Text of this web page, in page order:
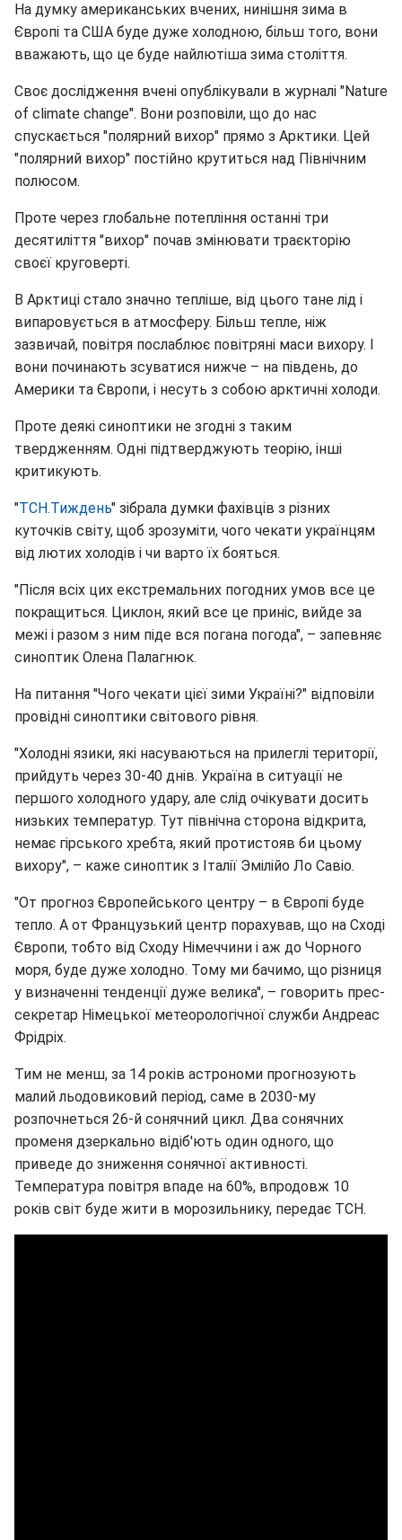
На думку американських вчених, нинішня зима в
Європі та США буде дуже холодною, більш того, вони
вважають, що це буде найлютіша зима століття.
Своє дослідження вчені опублікували в журналі "Nature
of climate change". Вони розповіли, що до нас
спускається "полярний вихор" прямо з Арктики. Цей
"полярний вихор" постійно крутиться над Північним
полюсом.
Проте через глобальне потепління останні три
десятиліття "вихор" почав змінювати траєкторію
своєї круговерті.
В Арктиці стало значно тепліше, від цього тане лід і
випаровується в атмосферу. Більш тепле, ніж
зазвичай, повітря послаблює повітряні маси вихору. І
вони починають зсуватися нижче – на південь, до
Америки та Європи, і несуть з собою арктичні холоди.
Проте деякі синоптики не згодні з таким
твердженням. Одні підтверджують теорію, інші
критикують.
"ТСН.Тиждень" зібрала думки фахівців з різних
куточків світу, щоб зрозуміти, чого чекати українцям
від лютих холодів і чи варто їх бояться.
"Після всіх цих екстремальних погодних умов все це
покращиться. Циклон, який все це приніс, вийде за
межі і разом з ним піде вся погана погода", – запевняє
синоптик Олена Палагнюк.
На питання "Чого чекати цієї зими Україні?" відповіли
провідні синоптики світового рівня.
"Холодні язики, які насуваються на прилеглі території,
прийдуть через 30-40 днів. Україна в ситуації не
першого холодного удару, але слід очікувати досить
низьких температур. Тут північна сторона відкрита,
немає гірського хребта, який протистояв би цьому
вихору", – каже синоптик з Італії Эмілійо Ло Савіо.
"От прогноз Європейського центру – в Європі буде
тепло. А от Французький центр порахував, що на Сході
Європи, тобто від Сходу Німеччини і аж до Чорного
моря, буде дуже холодно. Тому ми бачимо, що різниця
у визначенні тенденції дуже велика", – говорить прес-
секретар Німецької метеорологічної служби Андреас
Фрідріх.
Тим не менш, за 14 років астрономи прогнозують
малий льодовиковий період, саме в 2030-му
розпочнеться 26-й сонячний цикл. Два сонячних
променя дзеркально відіб'ють один одного, що
приведе до зниження сонячної активності.
Температура повітря впаде на 60%, впродовж 10
років світ буде жити в морозильнику, передає ТСН.